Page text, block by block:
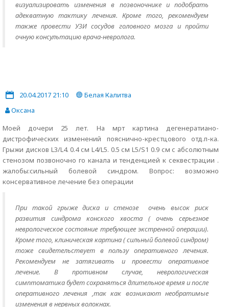
визуализировать изменения в позвоночнике и подобрать
адекватную тактику лечения. Кроме того, рекомендуем
также провести УЗИ сосудов головного мозга и пройти
очную консультацию врача-невролога.
20.04.2017 21:10
Белая Калитва
Оксана
Моей дочери 25 лет. На мрт картина дегенератиано-
дистрофических изменений пояснично-крестцового отд.п-ка.
Грыжи дисков L3/L4. 0.4 см L4/L5. 0.5 см L5/S1 0.9 см с абсолютным
стенозом позвоночно го канала и тенденцией к секвестрации .
жалобы:сильный болевой синдром. Вопрос: возможно
консервативное лечение без операции
При такой грыже диска и стенозе очень высок риск
развития синдрома конского хвоста ( очень серьезное
неврологческое состояние требующее экстренной операции).
Кроме того, клиническая картина ( сильный болевой синдром)
тоже свидетельствует в пользу оперативного лечения.
Рекомендуем не затягивать и провести оперативное
лечение. В противном случае, неврологическая
симптоматика будет сохраняться длительное время и после
оперативного лечения ,так как возникают необратимые
изменения в нервных волокнах.